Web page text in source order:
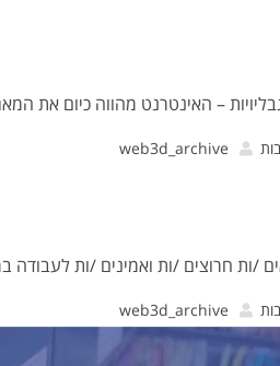
על
מוגבליויות
web3d_archive
/ות חרוצים /ות ואמינים /ות
על
דרושים
web3d_archive